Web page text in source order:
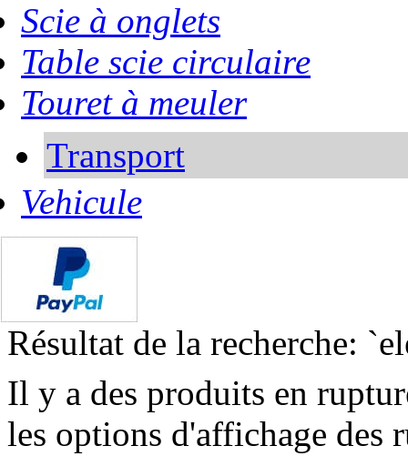
Scie à onglets
Table scie circulaire
Touret à meuler
Transport
Vehicule
Résultat de la recherche:
Il y a des produits en
les options d'affichage des